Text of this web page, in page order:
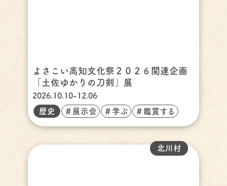
よさこい高知文化祭２０２６関連企画
「土佐ゆかりの刀剣」展
2026.10.10-12.06
歴史
＃展示会 ＃学ぶ ＃鑑賞する
北川村